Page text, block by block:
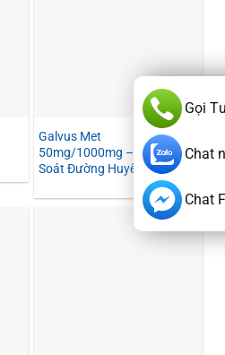
Galvus Met
50mg/1000mg – Kiểm
Soát Đường Huyết
Gọi
Chat
Chat